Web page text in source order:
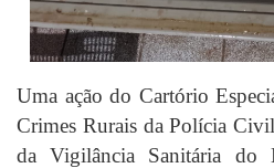
Uma ação do Cartório
Crimes Rurais da Polícia
da Vigilância Sanitária do